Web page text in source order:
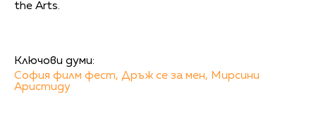
the Arts.
Ключови думи:
София филм фест, Дръж се за мен, Мирсини
Аристиду